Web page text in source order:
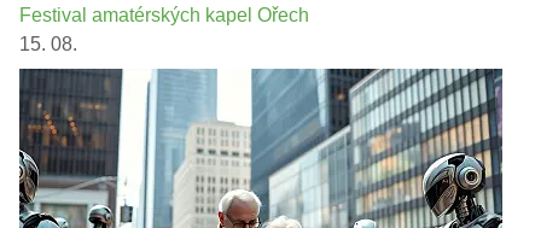
Festival amatérských kapel Ořech
15. 08.